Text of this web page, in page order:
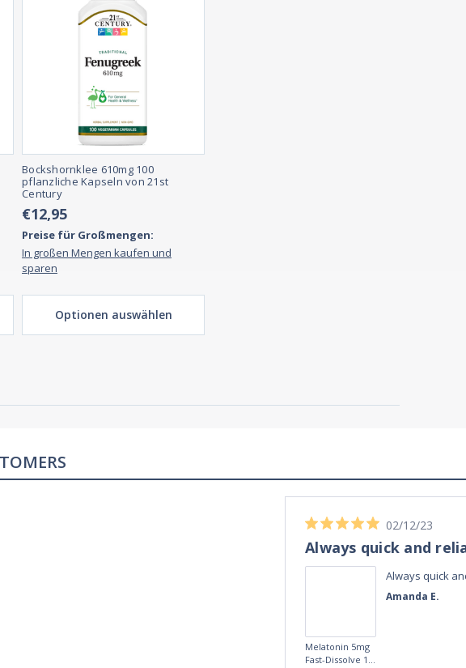
Bockshornklee 610mg 100
pflanzliche Kapseln von 21st
Century
€12,95
Preise für Großmengen:
In großen Mengen kaufen und
sparen
Optionen auswählen
04/11/23
Best Melatonin I've bought!
Best Melatonin I've bought!